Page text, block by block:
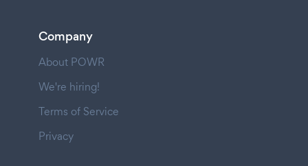
Company
About POWR
We're hiring!
Terms of Service
Privacy